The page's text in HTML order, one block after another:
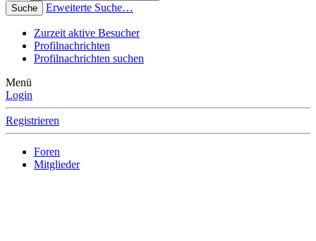
Suche Erweiterte Suche…
Zurzeit aktive Besucher
Profilnachrichten
Profilnachrichten suchen
Menü
Login
Registrieren
Foren
Mitglieder